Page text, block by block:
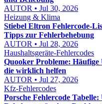
AUTOR • Jul 30, 2026
Heizung & Klima
Stiebel Eltron Fehlercode-
Tipps zur Fehlerbehebung
AUTOR • Jul 28, 2026
Haushaltsgeräte-Fehlercodes
Quooker Probleme: Häufige
die wirklich helfen
AUTOR • Jul 27, 2026
Kfz-Fehlercodes
Porsche Fehlercode